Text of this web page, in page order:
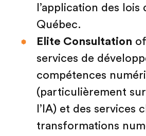
l’application des lois
Québec.
Elite Consultation
services de
compétences
(particulièrement
l’IA) et des services
transformations